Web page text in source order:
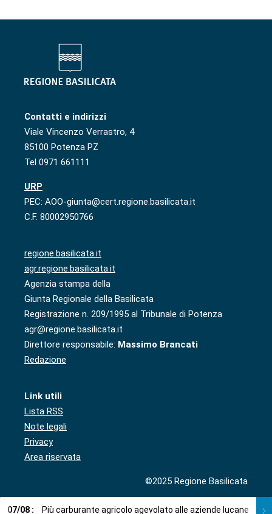
Contatti e indirizzi
Viale Vincenzo Verrastro, 4
85100 Potenza PZ
Tel 0971 661111
URP
PEC: AOO-giunta@cert.regione.basilicata.it
C.F. 80002950766
regione.basilicata.it
agr.regione.basilicata.it
Agenzia stampa della
Giunta Regionale della Basilicata
Registrazione n. 209/1995 al Tribunale di Potenza
agr@regione.basilicata.it
Direttore responsabile: Massimo Brancati
Redazione
Link utili
Lista RSS
Note legali
Privacy
Area riservata
©2025 Regione Basilicata
07/08 : Più carburante agricolo agevolato alle aziende lucane